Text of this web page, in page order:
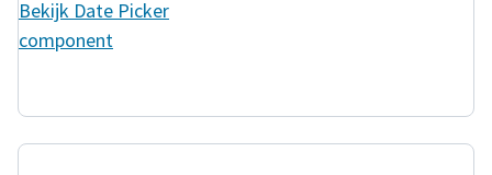
Bekijk Date Picker
component